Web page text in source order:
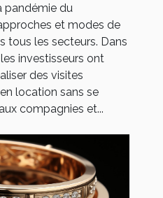
pandémie du
et modes de
tous les secteurs. Dans
investisseurs ont
des visites
location sans se
compagnies et...